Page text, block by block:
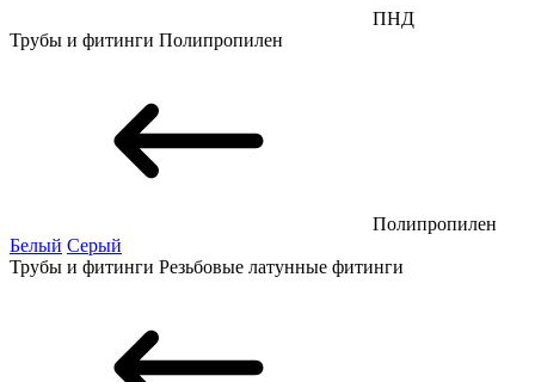
ПНД
Трубы и фитинги Полипропилен
Полипропилен
Белый Серый
Трубы и фитинги Резьбовые латунные фитинги